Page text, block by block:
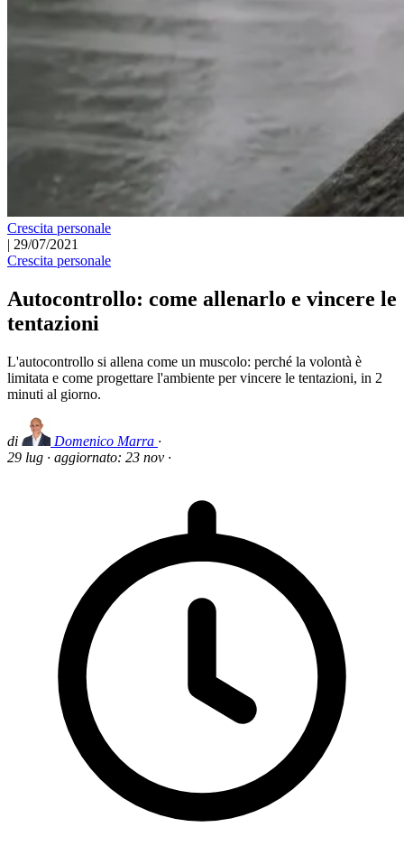
Crescita personale
| 29/07/2021
Crescita personale
Autocontrollo: come allenarlo e vincere le
tentazioni
L'autocontrollo si allena come un muscolo: perché la volontà è
limitata e come progettare l'ambiente per vincere le tentazioni, in 2
minuti al giorno.
di Domenico Marra ·
29 lug · aggiornato: 23 nov ·